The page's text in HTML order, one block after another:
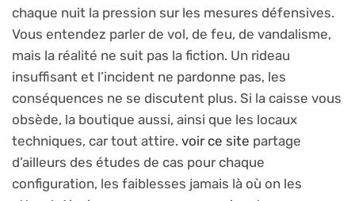
chaque nuit la pression sur les mesures défensives.
Vous entendez parler de vol, de feu, de vandalisme,
mais la réalité ne suit pas la fiction. Un rideau
insuffisant et l’incident ne pardonne pas, les
conséquences ne se discutent plus. Si la caisse vous
obsède, la boutique aussi, ainsi que les locaux
techniques, car tout attire. voir ce site partage
d’ailleurs des études de cas pour chaque
configuration, les faiblesses jamais là où on les